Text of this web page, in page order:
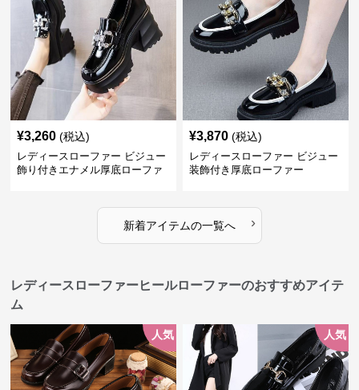
¥3,260 (税込)
レディースローファー ビジュー
飾り付きエナメル厚底ローファ
¥3,870 (税込)
レディースローファー ビジュー
装飾付き厚底ローファー
新着アイテムの一覧へ ›
レディースローファーヒールローファーのおすすめアイテ
ム
人気 人気